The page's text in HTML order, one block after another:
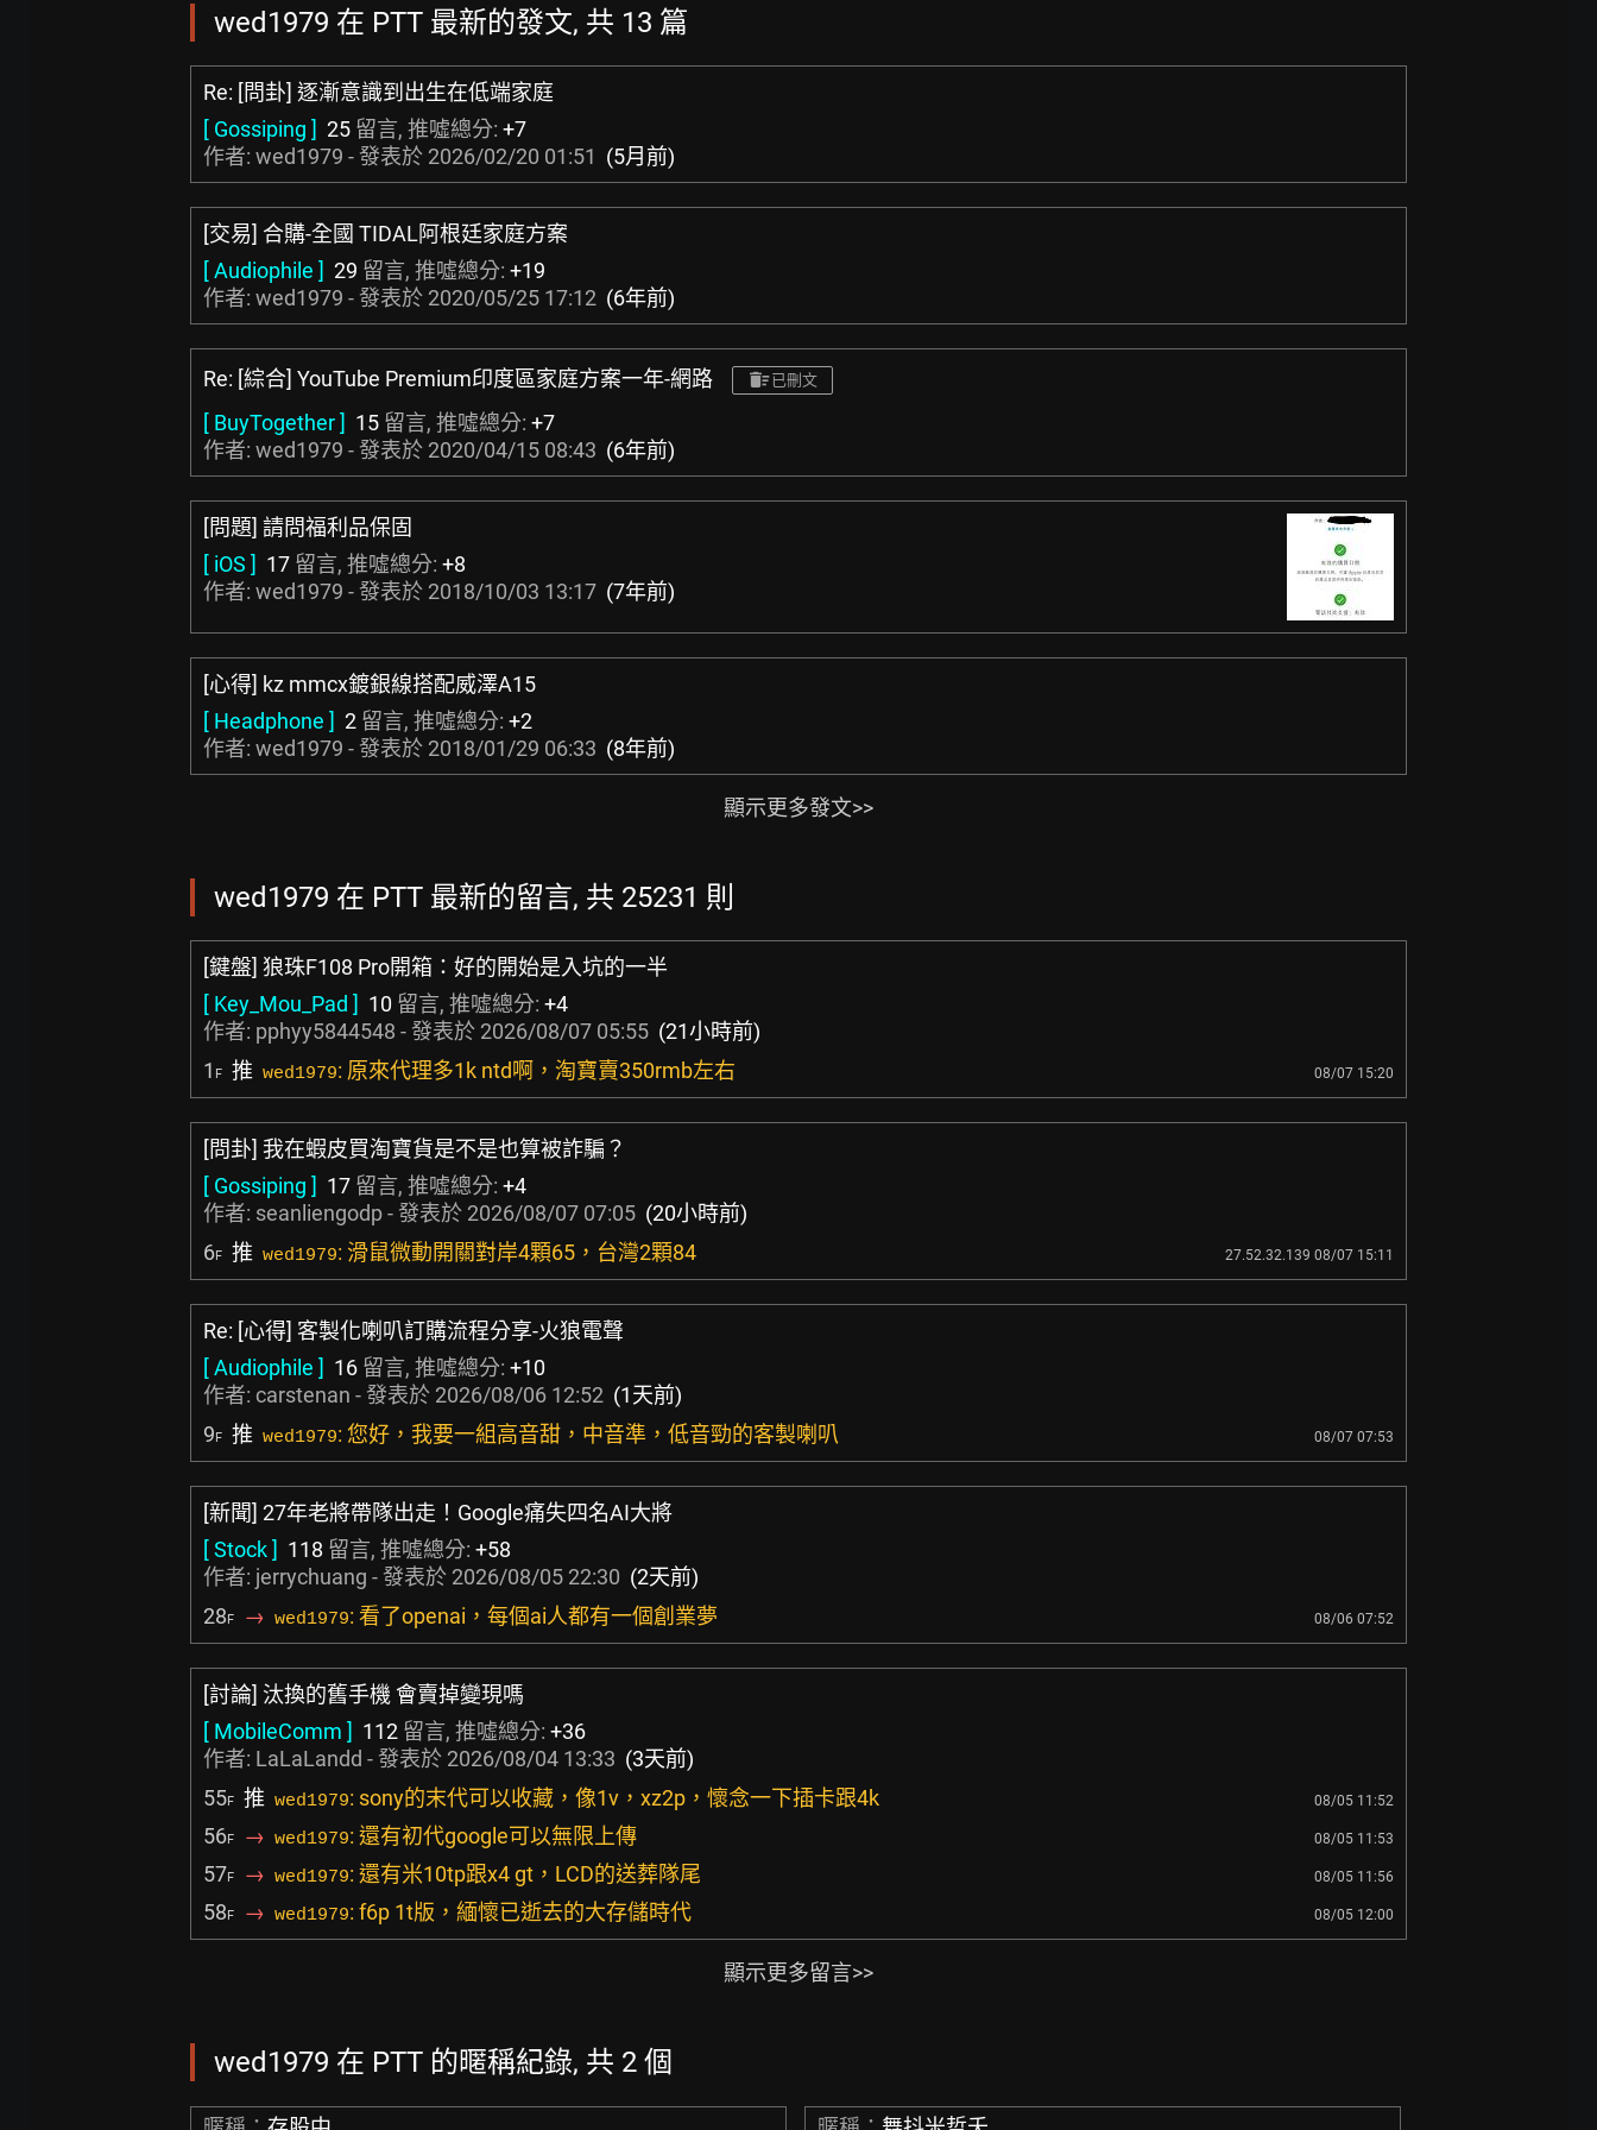
wed1979 在 PTT 最新的發文, 共 13 篇
Re: [問卦] 逐漸意識到出生在低端家庭
[ Gossiping ] 25 留言, 推噓總分: +7
作者: wed1979 - 發表於 2026/02/20 01:51 (5月前)
[交易] 合購-全國 TIDAL阿根廷家庭方案
[ Audiophile ] 29 留言, 推噓總分: +19
作者: wed1979 - 發表於 2020/05/25 17:12 (6年前)
Re: [綜合] YouTube Premium印度區家庭方案一年-網路 已刪文
[ BuyTogether ] 15 留言, 推噓總分: +7
作者: wed1979 - 發表於 2020/04/15 08:43 (6年前)
[問題] 請問福利品保固
[ iOS ] 17 留言, 推噓總分: +8
作者: wed1979 - 發表於 2018/10/03 13:17 (7年前)
[心得] kz mmcx鍍銀線搭配威澤A15
[ Headphone ] 2 留言, 推噓總分: +2
作者: wed1979 - 發表於 2018/01/29 06:33 (8年前)
顯示更多發文>>
wed1979 在 PTT 最新的留言, 共 25231 則
[鍵盤] 狼珠F108 Pro開箱：好的開始是入坑的一半
[ Key_Mou_Pad ] 10 留言, 推噓總分: +4
作者: pphyy5844548 - 發表於 2026/08/07 05:55 (21小時前)
1 F 推 wed1979: 原來代理多1k ntd啊，淘寶賣350rmb左右 08/07 15:20
[問卦] 我在蝦皮買淘寶貨是不是也算被詐騙？
[ Gossiping ] 17 留言, 推噓總分: +4
作者: seanliengodp- 發表於 2026/08/07 07:05 (20小時前)
6F 推 wed1979: 滑鼠微動開關對岸4顆65，台灣2顆84 27.52.32.139 08/07 15:11
Re: [心得] 客製化喇叭訂購流程分享-火狼電聲
[ Audiophile ] 16 留言, 推噓總分: +10
作者: carstenan - 發表於 2026/08/06 12:52 (1天前)
9F 推 wed1979: 您好，我要一組高音甜，中音準，低音勁的客製喇叭 08/07 07:53
[新聞] 27年老將帶隊出走！Google痛失四名AI大將
[ Stock ] 118 留言, 推噓總分: +58
作者: jerrychuang - 發表於 2026/08/05 22:30 (2天前)
28F → wed1979: 看了openai，每個ai人都有一個創業夢 08/06 07:52
[討論] 汰換的舊手機 會賣掉變現嗎
[ MobileComm ] 112 留言, 推噓總分: +36
作者: LaLaLandd - 發表於 2026/08/04 13:33 (3天前)
55F 推 wed1979: sony的末代可以收藏，像1v，xz2p，懷念一下插卡跟4k 08/05 11:52
56F → wed1979: 還有初代google可以無限上傳 08/05 11:53
57F → wed1979: 還有米10tp跟x4 gt，LCD的送葬隊尾 08/05 11:56
58F → wed1979: f6p 1t版，緬懷已逝去的大存儲時代 08/05 12:00
顯示更多留言>>
wed1979 在 PTT 的暱稱紀錄, 共 2 個